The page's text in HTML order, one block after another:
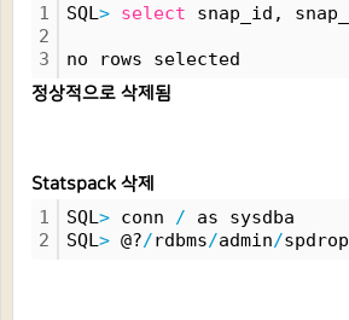
1
2
3
SQL> select snap_id,
no rows selected
정상적으로 삭제됨
Statspack 삭제
1
2
SQL> conn / as sysdba
SQL> @?/rdbms/admin/